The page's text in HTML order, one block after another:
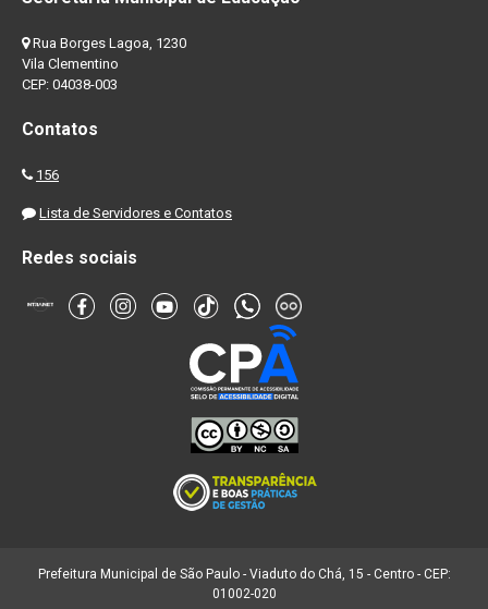
Rua Borges Lagoa, 1230
Vila Clementino
CEP: 04038-003
Contatos
156
Lista de Servidores e Contatos
Redes sociais
Prefeitura Municipal de São Paulo - Viaduto do Chá, 15 - Centro - CEP:
01002-020